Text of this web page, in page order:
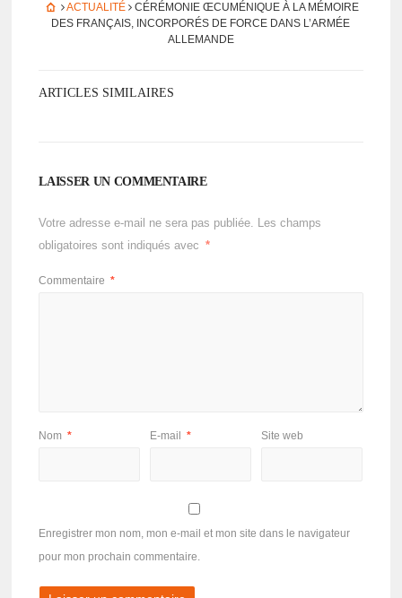
ACTUALITÉ CÉRÉ­MO­NIE ŒCUMÉ­NIQUE À LA MÉMOIRE
DES FRANÇAIS, INCOR­PO­RÉS DE FORCE DANS L’AR­MÉE
ALLE­MANDE
ARTICLES SIMILAIRES
LAISSER UN COMMENTAIRE
Votre adresse e-mail ne sera pas publiée. Les champs
obligatoires sont indiqués avec
*
Commentaire *
Nom * E-mail * Site web
Enregistrer mon nom, mon e-mail et mon site dans le navigateur
pour mon prochain commentaire.